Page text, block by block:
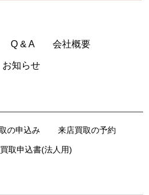
Q & A 会社概要
お知らせ
の申込み 来店買取の予約
買取申込書(法人用)